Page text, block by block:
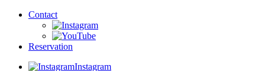
Contact
Reservation
Instagram